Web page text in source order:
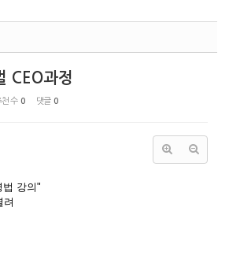
CEO과정
천 수 0 댓글 0
법 강의"
려